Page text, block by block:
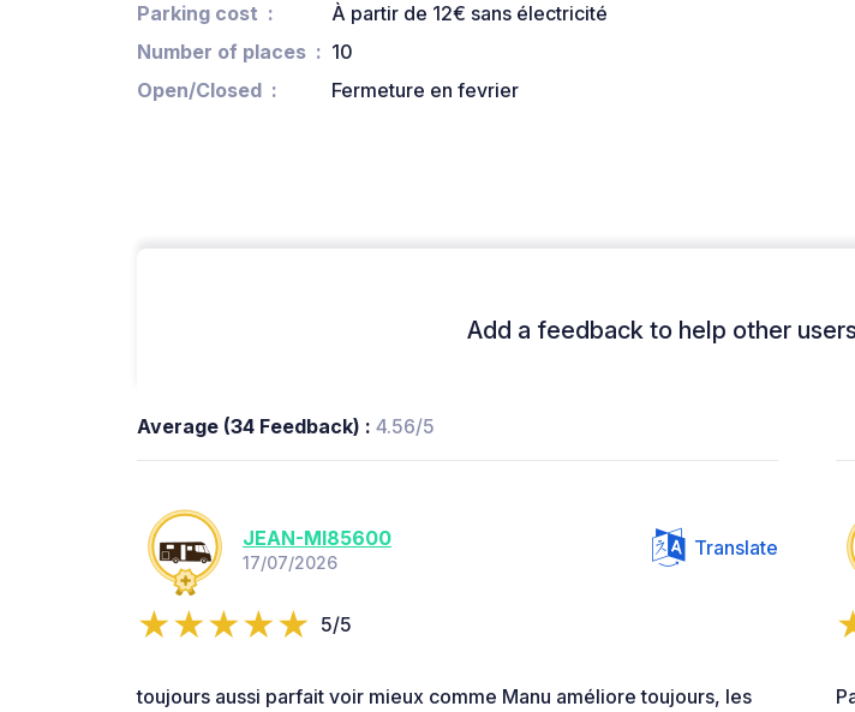
Parking cost
À partir de 12€ sans électricité
Number of places
10
Open/Closed
Fermeture en fevrier
Add a feedback to help other
Average (34 Feedback) : 4.56/5
JEAN-MI85600
17/07/2026
Translate
5/5
toujours aussi parfait voir mieux comme Manu améliore toujours, les